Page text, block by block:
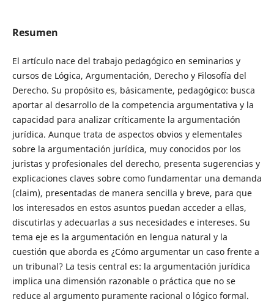
Resumen
El artículo nace del trabajo pedagógico en seminarios y
cursos de Lógica, Argumentación, Derecho y Filosofía del
Derecho. Su propósito es, básicamente, pedagógico: busca
aportar al desarrollo de la competencia argumentativa y la
capacidad para analizar críticamente la argumentación
jurídica. Aunque trata de aspectos obvios y elementales
sobre la argumentación jurídica, muy conocidos por los
juristas y profesionales del derecho, presenta sugerencias y
explicaciones claves sobre como fundamentar una demanda
(claim), presentadas de manera sencilla y breve, para que
los interesados en estos asuntos puedan acceder a ellas,
discutirlas y adecuarlas a sus necesidades e intereses. Su
tema eje es la argumentación en lengua natural y la
cuestión que aborda es ¿Cómo argumentar un caso frente a
un tribunal? La tesis central es: la argumentación jurídica
implica una dimensión razonable o práctica que no se
reduce al argumento puramente racional o lógico formal.